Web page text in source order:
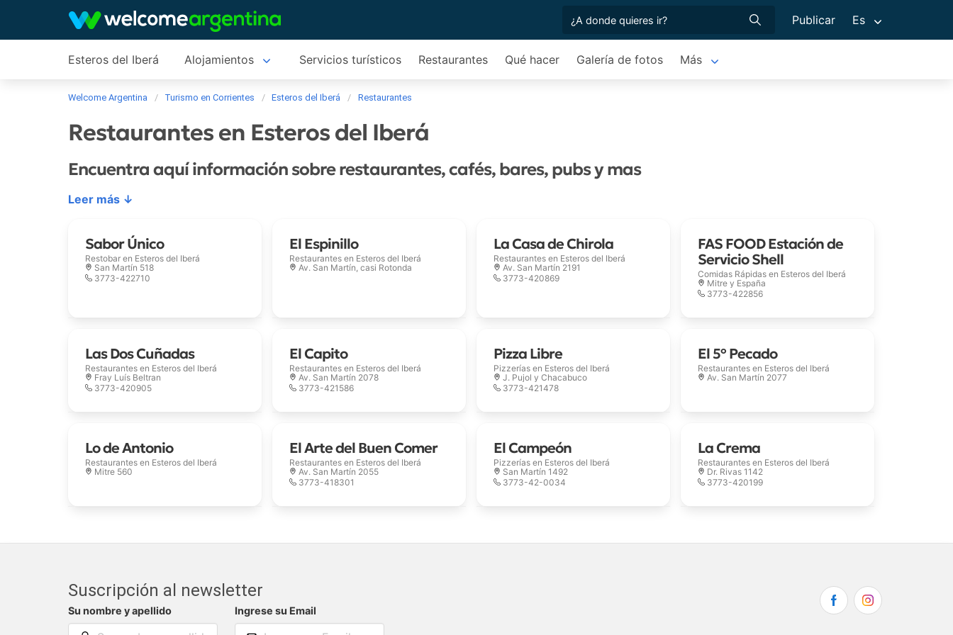
Publicar Es
Esteros del Iberá Alojamientos Servicios turísticos Restaurantes Qué hacer Galería de fotos Más
Welcome Argentina Turismo en Corrientes Esteros del Iberá Restaurantes
Restaurantes en Esteros del Iberá
Encuentra aquí información sobre restaurantes, cafés, bares, pubs y mas
Leer más ↓
Sabor Único
Restobar en Esteros del Iberá
San Martín 518
3773-422710
El Espinillo
Restaurantes en Esteros del Iberá
Av. San Martín, casi Rotonda
La Casa de Chirola
Restaurantes en Esteros del Iberá
Av. San Martín 2191
3773-420869
FAS FOOD Estación de
Servicio Shell
Comidas Rápidas en Esteros del Iberá
Mitre y España
3773-422856
Las Dos Cuñadas
Restaurantes en Esteros del Iberá
Fray Luís Beltran
3773-420905
El Capito
Restaurantes en Esteros del Iberá
Av. San Martín 2078
3773-421586
Pizza Libre
Pizzerías en Esteros del Iberá
J. Pujol y Chacabuco
3773-421478
El 5º Pecado
Restaurantes en Esteros del Iberá
Av. San Martín 2077
Lo de Antonio
Restaurantes en Esteros del Iberá
Mitre 560
El Arte del Buen Comer
Restaurantes en Esteros del Iberá
Av. San Martín 2055
3773-418301
El Campeón
Pizzerías en Esteros del Iberá
San Martín 1492
3773-42-0034
La Crema
Restaurantes en Esteros del Iberá
Dr. Rivas 1142
3773-420199
Suscripción al newsletter
Su nombre y apellido Ingrese su Email